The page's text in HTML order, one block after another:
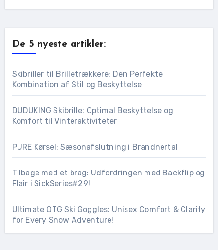
De 5 nyeste artikler:
Skibriller til Brilletrækkere: Den Perfekte
Kombination af Stil og Beskyttelse
DUDUKING Skibrille: Optimal Beskyttelse og
Komfort til Vinteraktiviteter
PURE Kørsel: Sæsonafslutning i Brandnertal
Tilbage med et brag: Udfordringen med Backflip og
Flair i SickSeries#29!
Ultimate OTG Ski Goggles: Unisex Comfort & Clarity
for Every Snow Adventure!